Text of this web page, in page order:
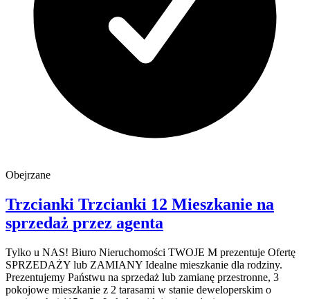
Obejrzane
Trzcianki Trzcianki 12 Mieszkanie na
sprzedaż przez agenta
Tylko u NAS! Biuro Nieruchomości TWOJE M prezentuje Ofertę
SPRZEDAŻY lub ZAMIANY Idealne mieszkanie dla rodziny.
Prezentujemy Państwu na sprzedaż lub zamianę przestronne, 3
pokojowe mieszkanie z 2 tarasami w stanie deweloperskim o